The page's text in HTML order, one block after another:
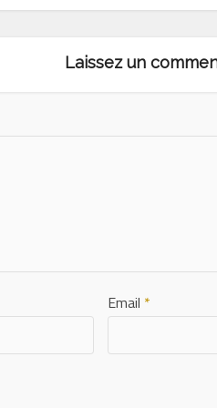
Laissez un
Email *